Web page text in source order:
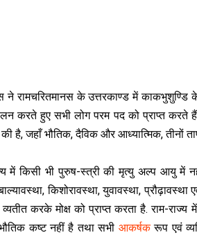
ने रामचरितमानस के उत्तरकाण्ड में काकभुशुण्डि
करते हुए सभी लोग परम पद को प्राप्त
है, जहाँ भौतिक, दैविक और आध्यात्मिक, तीनों
में किसी भी पुरुष-स्त्री की मृत्यु अल्प आयु में
किशोरावस्था, युवावस्था,
करके मोक्ष को प्राप्त करता है. राम-
कष्ट नहीं है तथा सभी आकर्षकरूप एवं